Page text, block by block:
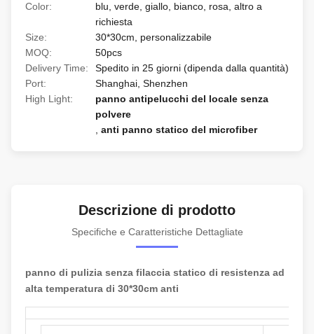
Color:
blu, verde, giallo, bianco, rosa, altro a
richiesta
Size:
30*30cm, personalizzabile
MOQ:
50pcs
Delivery Time:
Spedito in 25 giorni (dipenda dalla quantità)
Port:
Shanghai, Shenzhen
High Light:
panno antipelucchi del locale senza
polvere
anti panno statico del microfiber
Descrizione di prodotto
Specifiche e Caratteristiche Dettagliate
panno di pulizia senza filaccia statico di resistenza ad
alta temperatura di 30*30cm anti